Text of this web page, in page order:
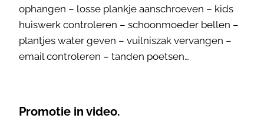
ophangen – losse plankje aanschroeven – kids
huiswerk controleren – schoonmoeder bellen –
plantjes water geven – vuilniszak vervangen –
email controleren – tanden poetsen…
Promotie in video.